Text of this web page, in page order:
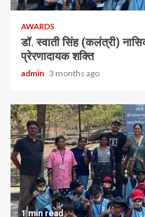
AWARDS
डॉ. स्वाती सिंह (कलंत्री)
प्रेरणादायक शक्ति
admin 3 months ago
1 min read